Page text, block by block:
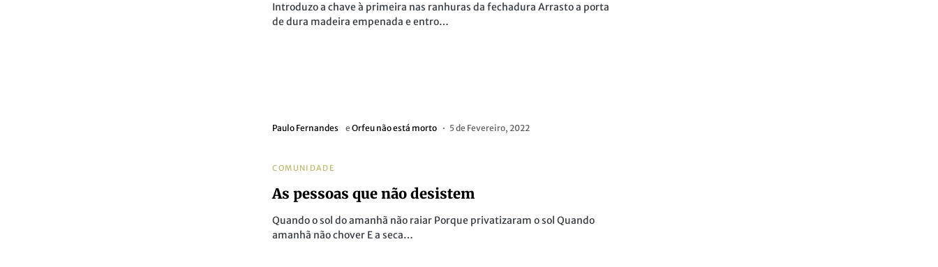
Introduzo a chave à primeira nas ranhuras da fechadura Arrasto a porta
de dura madeira empenada e entro…
Paulo Fernandes eOrfeu não está morto 5 de Fevereiro, 2022
COMUNIDADE
As pessoas que não desistem
Quando o sol do amanhã não raiar Porque privatizaram o sol Quando
amanhã não chover E a seca…